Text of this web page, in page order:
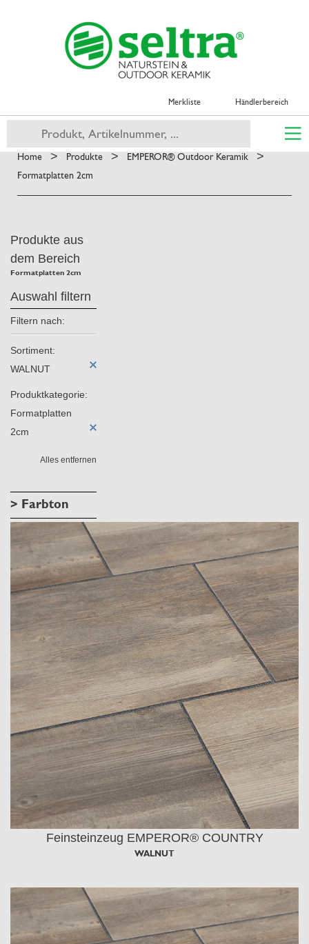
Merkliste Händlerbereich
Home > Produkte > EMPEROR® Outdoor Keramik >
Formatplatten 2cm
Produkte aus
dem Bereich
Formatplatten 2cm
Auswahl filtern
Filtern nach:
Sortiment:
WALNUT
Produktkategorie:
Formatplatten
2cm
Alles entfernen
> Farbton
Feinsteinzeug EMPEROR® COUNTRY
WALNUT